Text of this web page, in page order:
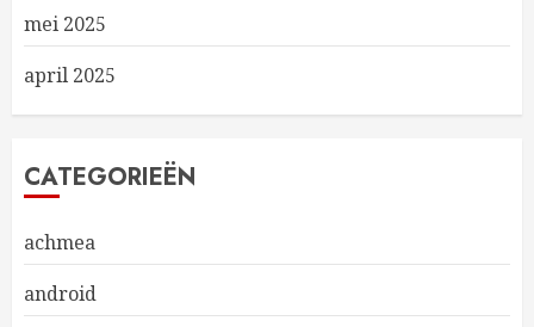
mei 2025
april 2025
CATEGORIEËN
achmea
android